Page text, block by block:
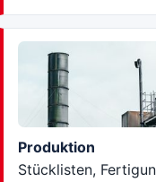
Produktion
Stücklisten,